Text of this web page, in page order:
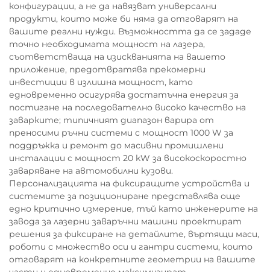
конфигурации, а не да навязват универсални
продукти, които може би няма да отговарят на
вашите реални нужди. Възможността да се зададе
точно необходимата мощност на лазера,
съответстваща на изискванията на вашето
приложение, предотвратява прекомерни
инвестиции в излишна мощност, като
едновременно осигурява достатъчна енергия за
постигане на последователно високо качество на
заварките; типичният диапазон варира от
преносими ръчни системи с мощност 1000 W за
поддръжка и ремонт до масивни промишлени
инсталации с мощност 20 kW за високоскоростно
заваряване на автомобилни кузови.
Персонализацията на фиксиращите устройства и
системите за позициониране представлява още
едно критично измерение, тъй като инженерите на
завода за лазерни заваръчни машини проектират
решения за фиксиране на детайлите, въртящи маси,
роботи с множество оси и гантри системи, които
отговарят на конкретните геометрии на вашите